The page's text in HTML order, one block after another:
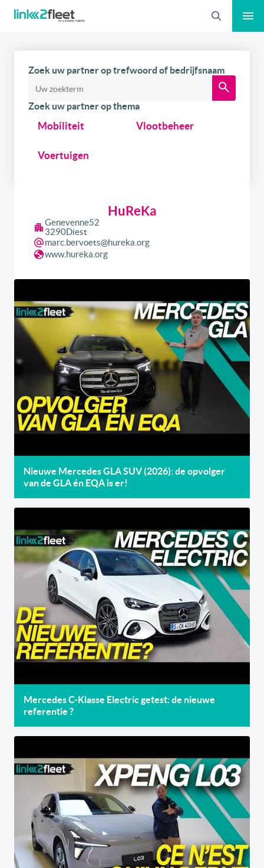
Zoeken
Zoek uw partner op trefwoord of bedrijfsnaam
Zoek uw partner op thema
Mobiliteit Vlootbeheer
Voertuigen
HuReKa
Genevenne52
3290Diest
marc.bervoets@hureka.org
www.hureka.org
Nieuwe Mercedes GLA SUV (2026): de opvolger
van de GLA én EQA is er!
Mercedes C-Klasse Electric getest: de nieuwe
referentie ?